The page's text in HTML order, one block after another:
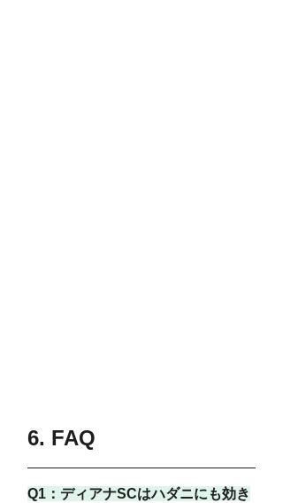
6. FAQ
Q1：ディアナSCはハダニにも効き